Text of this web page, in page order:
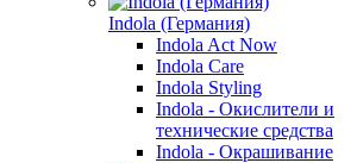
Indola (Германия)
Indola Act Now
Indola Care
Indola Styling
Indola - Окислители и
технические средства
Indola - Окрашивание